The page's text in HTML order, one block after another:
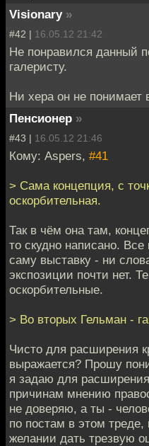
Visionary »
#42 | 16.05.12 21:42
Не понравился данный
галеристу.
Ни хера он не понимает
Пенсионер »
#43 | 16.05.12 21:46
Кому: Aspers, #41
> Сама концепция, с
оскорбительная.
Так в чём она там,
то скудно написано.
саму выставку - ни
экспозиции почти нет.
оскорбительные.
> Во вторых Гельман -
Чисто для расширения
выражается? Прошу
я задаю для
причинам мнению
не доверяю, а ты -
по постам в этом
желании дать трезвую